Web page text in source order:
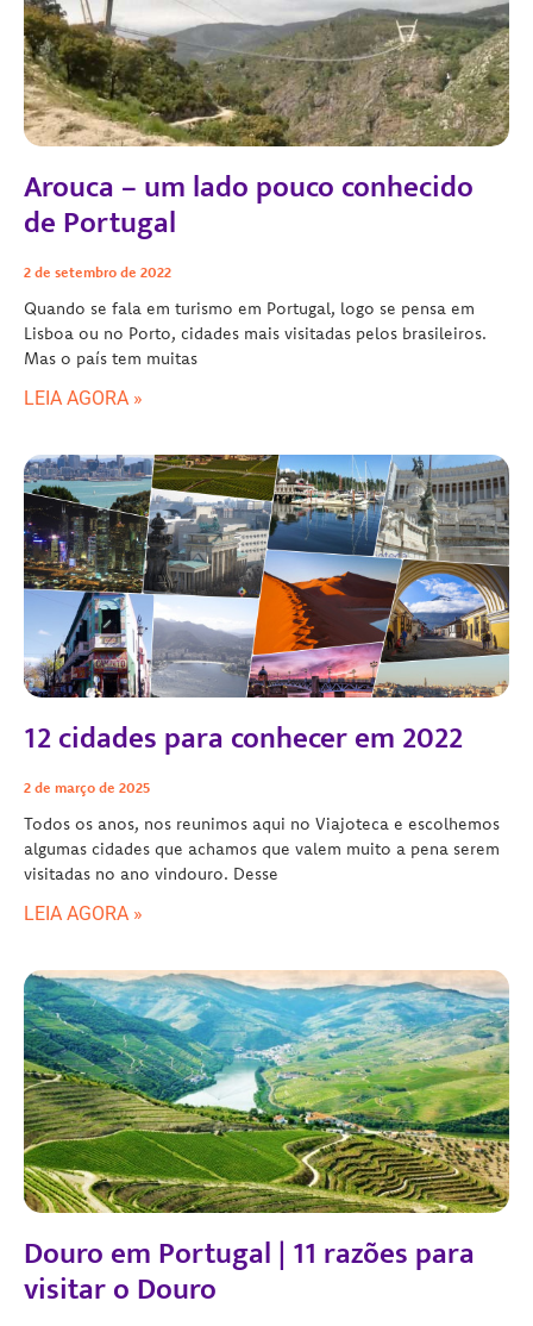
Arouca – um lado pouco conhecido
de Portugal
2 de setembro de 2022
Quando se fala em turismo em Portugal, logo se pensa em
Lisboa ou no Porto, cidades mais visitadas pelos brasileiros.
Mas o país tem muitas
LEIA AGORA »
12 cidades para conhecer em 2022
2 de março de 2025
Todos os anos, nos reunimos aqui no Viajoteca e escolhemos
algumas cidades que achamos que valem muito a pena serem
visitadas no ano vindouro. Desse
LEIA AGORA »
Douro em Portugal | 11 razões para
visitar o Douro